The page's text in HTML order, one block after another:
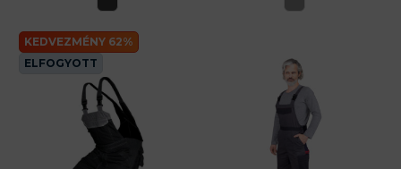
KEDVEZMÉNY 62%
ELFOGYOTT